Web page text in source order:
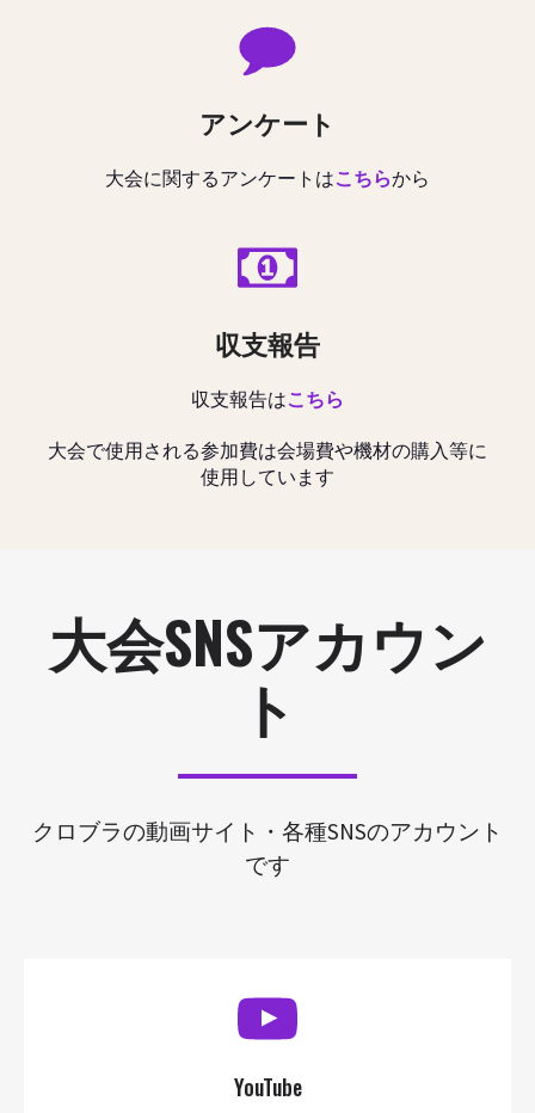
アンケート
大会に関するアンケートはこちらから
収支報告
収支報告はこちら
大会で使用される参加費は会場費や機材の購入等に
使用しています
大会SNSアカウン
ト
クロブラの動画サイト・各種SNSのアカウント
です
YouTube